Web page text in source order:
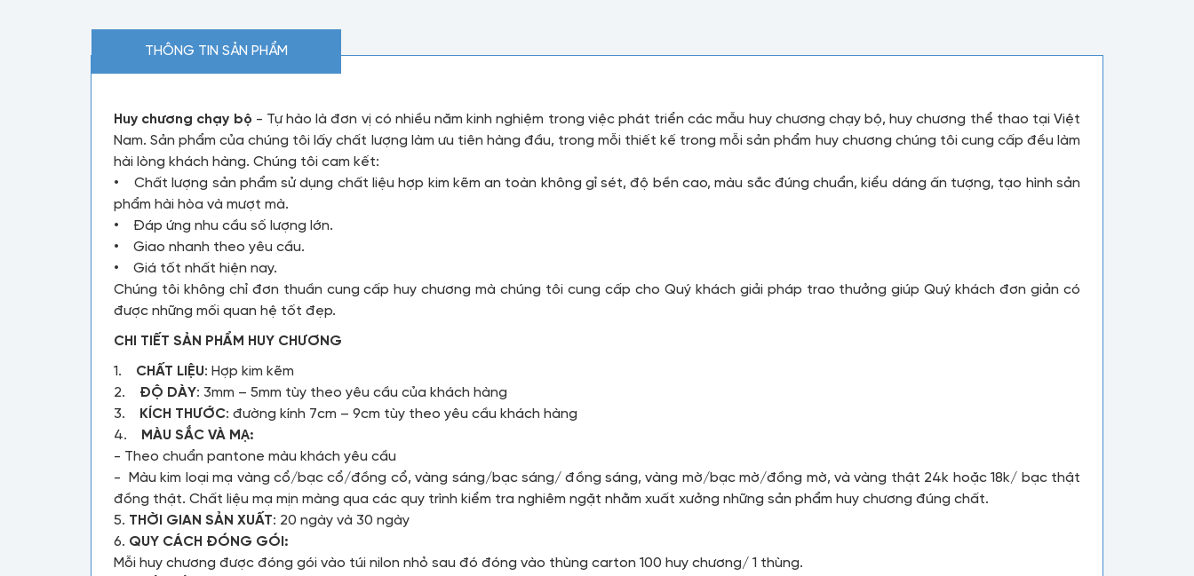
THÔNG TIN SẢN PHẨM
Huy chương chạy bộ - Tự hào là đơn vị có nhiều năm kinh nghiệm trong việc phát triển các mẫu huy chương chạy bộ, huy chương thể thao tại Việt
Nam. Sản phẩm của chúng tôi lấy chất lượng làm ưu tiên hàng đầu, trong mỗi thiết kế trong mỗi sản phẩm huy chương chúng tôi cung cấp đều làm
hài lòng khách hàng. Chúng tôi cam kết:
• Chất lượng sản phẩm sử dụng chất liệu hợp kim kẽm an toàn không gỉ sét, độ bền cao, màu sắc đúng chuẩn, kiểu dáng ấn tượng, tạo hình sản
phẩm hài hòa và mượt mà.
• Đáp ứng nhu cầu số lượng lớn.
• Giao nhanh theo yêu cầu.
• Giá tốt nhất hiện nay.
Chúng tôi không chỉ đơn thuần cung cấp huy chương mà chúng tôi cung cấp cho Quý khách giải pháp trao thưởng giúp Quý khách đơn giản có
được những mối quan hệ tốt đẹp.
CHI TIẾT SẢN PHẨM HUY CHƯƠNG
1. CHẤT LIỆU: Hợp kim kẽm
2. ĐỘ DÀY: 3mm – 5mm tùy theo yêu cầu của khách hàng
3.
KÍCH THƯỚC: đường kính 7cm – 9cm tùy theo yêu cầu khách hàng
4.
MÀU SẮC VÀ MẠ:
- Theo chuẩn pantone màu khách yêu cầu
- Màu kim loại mạ vàng cổ/bạc cổ/đồng cổ, vàng sáng/bạc sáng/ đồng sáng, vàng mờ/bạc mờ/đồng mờ, và vàng thật 24k hoặc 18k/ bạc thật
đồng thật. Chất liệu mạ mịn màng qua các quy trình kiểm tra nghiêm ngặt nhằm xuất xưởng những sản phẩm huy chương đúng chất.
5. THỜI GIAN SẢN XUẤT: 20 ngày và 30 ngày
6. QUY CÁCH ĐÓNG GÓI:
Mỗi huy chương được đóng gói vào túi nilon nhỏ sau đó đóng vào thùng carton 100 huy chương/ 1 thùng.